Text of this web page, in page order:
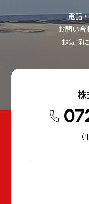
電話
お問い合
お気軽